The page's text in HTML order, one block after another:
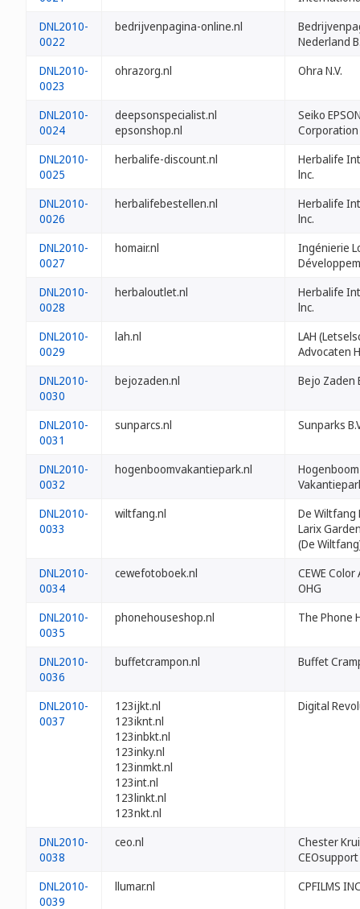
DNL2010-
0022
bedrijvenpagina-online.nl
Nederland
DNL2010-
0023
ohrazorg.nl Ohra N.V.
DNL2010-
0024
deepsonspecialist.nl
epsonshop.nl
Seiko
Corporation
DNL2010-
0025
herbalife-discount.nl
Herbalife
lnc.
DNL2010-
0026
herbalifebestellen.nl
Herbalife
lnc.
DNL2010-
0027
homair.nl
Ingénierie
DNL2010-
0028
herbaloutlet.nl
Herbalife
lnc.
DNL2010-
0029
lah.nl
LAH
Advocaten
DNL2010-
0030
bejozaden.nl Bejo Zaden
DNL2010-
0031
sunparcs.nl Sunparks
DNL2010-
0032
hogenboomvakantiepark.nl
Hogenboom
DNL2010-
0033
wiltfang.nl
De Wiltfang
Larix
(De
DNL2010-
0034
cewefotoboek.nl
CEWE Color
OHG
DNL2010-
0035
phonehouseshop.nl The Phone
DNL2010-
0036
buffetcrampon.nl Buffet
DNL2010-
0037
123ijkt.nl
123iknt.nl
123inbkt.nl
123inky.nl
123inmkt.nl
123int.nl
123linkt.nl
123nkt.nl
Digital
DNL2010-
0038
ceo.nl
Chester
CEOsupport
DNL2010-
0039
llumar.nl CPFILMS